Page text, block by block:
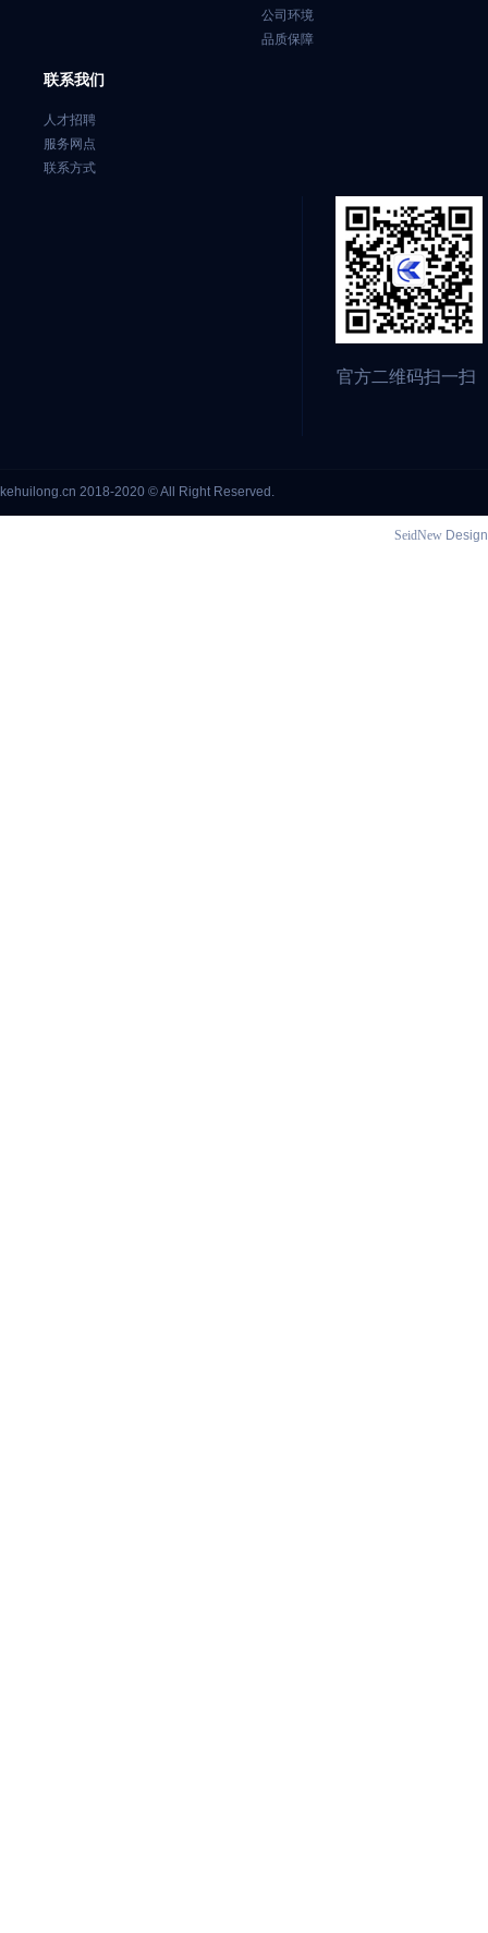
公司环境
品质保障
联系我们
人才招聘
服务网点
联系方式
官方二维码扫一扫
kehuilong.cn 2018-2020 © All Right Reserved.
SeidNew Design